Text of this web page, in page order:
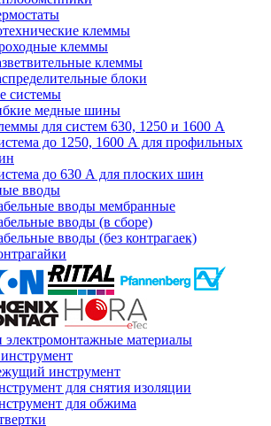
клеммы
клеммы
клеммы
блоки
системы
медные шины
для систем 630, 1250 и 1600 А
до 1250, 1600 А для профильных
до 630 А для плоских шин
вводы
вводы мембранные
вводы (в сборе)
вводы (без контрагаек)
электромонтажные материалы
инструмент
для снятия изоляции
для обжима